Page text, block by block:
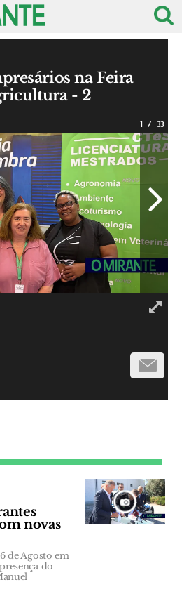
na Feira
- 2
1 / 33
novas
de Agosto em
do